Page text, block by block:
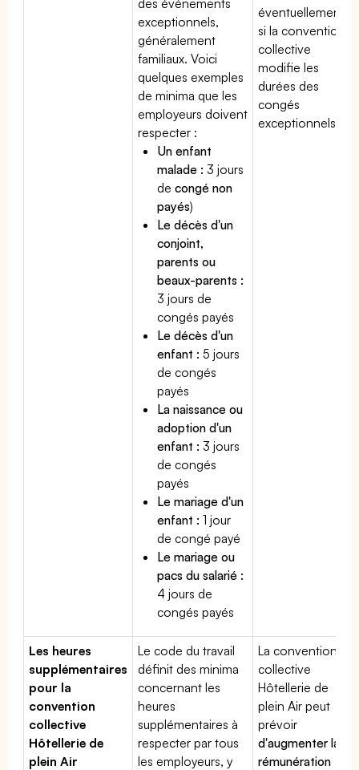
exceptionnels,
généralement
familiaux. Voici
quelques exemples
de minima que les
employeurs doivent
respecter :
Un enfant
malade : 3 jours
decongé non
payés)
Le décès d'un
conjoint,
parents ou
beaux-parents :
3 jours de
congés payés
Le décès d'un
enfant : 5 jours
de congés
payés
La naissance ou
adoption d'un
enfant : 3 jours
de congés
payés
Le mariage d'un
enfant : 1 jour
de congé payé
Le mariage ou
pacs du salarié :
4 jours de
congés payés
éventuellement
si la convention
collective
modifie les
durées des
congés
exceptionnels.
Les heures
supplémentaires
pour la
convention
collective
Hôtellerie de
plein Air
Le code du travail
définit des minima
concernant les
heures
supplémentaires à
respecter par tous
les employeurs, y
La convention
collective
Hôtellerie de
plein Air peut
prévoir
d'augmenter la
rémunération